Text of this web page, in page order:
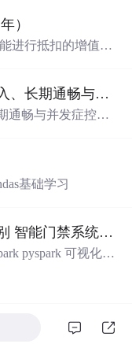
）
抵扣的增值税，可
行业代码、行业
塑料和金属胆道支架：微创介入、长期通畅与并发症控制驱动全球市场增长.docx
通畅与并发症控制
基础学习
【深度学习毕业设计】人脸识别 智能门禁系统(深度学习+OpenCV DNN+FastAPI+Vue3) 源码+论文 完整版
pyspark 可视化大
门禁钥匙在企事业
密码易泄露、冒用